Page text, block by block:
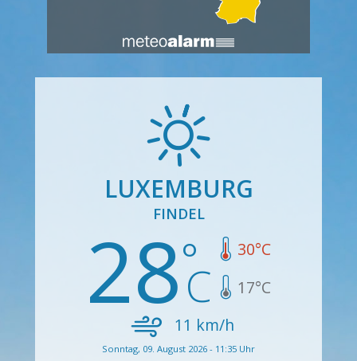
LUXEMBURG
FINDEL
28 30°C
17°C
11 km/h
Sonntag, 09. August 2026 - 11:35 Uhr